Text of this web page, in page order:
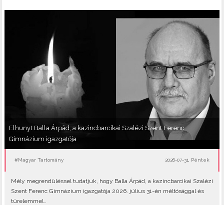
Elhunyt Balla Árpád, a kazincbarcikai Szalézi Szent Ferenc
Gimnázium igazgatója
#Magyar Tartomány 2026-07-31, Péntek
Mély megrendüléssel tudatjuk, hogy Balla Árpád, a kazincbarcikai Szalézi
Szent Ferenc Gimnázium igazgatója 2026. július 31-én méltósággal és
türelemmel..